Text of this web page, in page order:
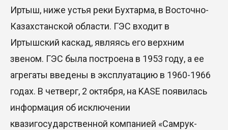
Иртыш, ниже устья реки Бухтарма, в Восточно-
Казахстанской области. ГЭС входит в
Иртышский каскад, являясь его верхним
звеном. ГЭС была построена в 1953 году, а ее
агрегаты введены в эксплуатацию в 1960-1966
годах. В четверг, 2 октября, на KASE появилась
информация об исключении
квазигосударственной компанией «Самрук-